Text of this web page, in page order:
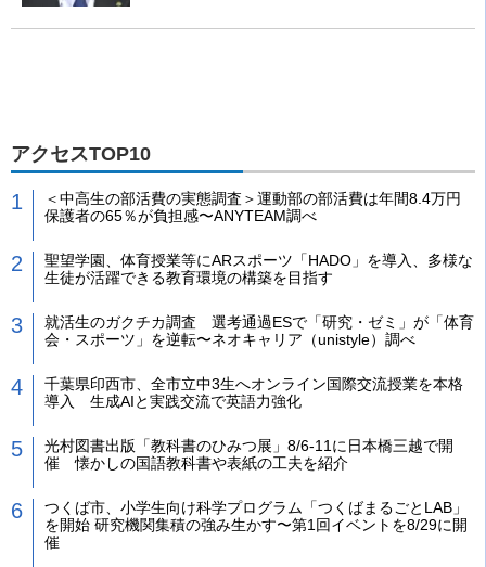
アクセスTOP10
＜中高生の部活費の実態調査＞運動部の部活費は年間8.4万円
保護者の65％が負担感〜ANYTEAM調べ
聖望学園、体育授業等にARスポーツ「HADO」を導入、多様な
生徒が活躍できる教育環境の構築を目指す
就活生のガクチカ調査 選考通過ESで「研究・ゼミ」が「体育
会・スポーツ」を逆転〜ネオキャリア（unistyle）調べ
千葉県印西市、全市立中3生へオンライン国際交流授業を本格
導入 生成AIと実践交流で英語力強化
光村図書出版「教科書のひみつ展」8/6-11に日本橋三越で開
催 懐かしの国語教科書や表紙の工夫を紹介
つくば市、小学生向け科学プログラム「つくばまるごとLAB」
を開始 研究機関集積の強み生かす〜第1回イベントを8/29に開
催